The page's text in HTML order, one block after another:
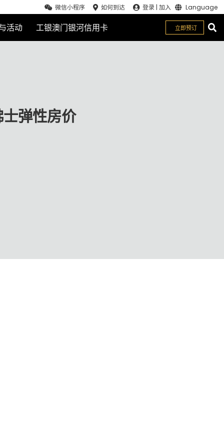
微信小程序 如何到达 登录 |加入 Language
活动 工银澳门银河信用卡
立即预订
关闭
弹性房价